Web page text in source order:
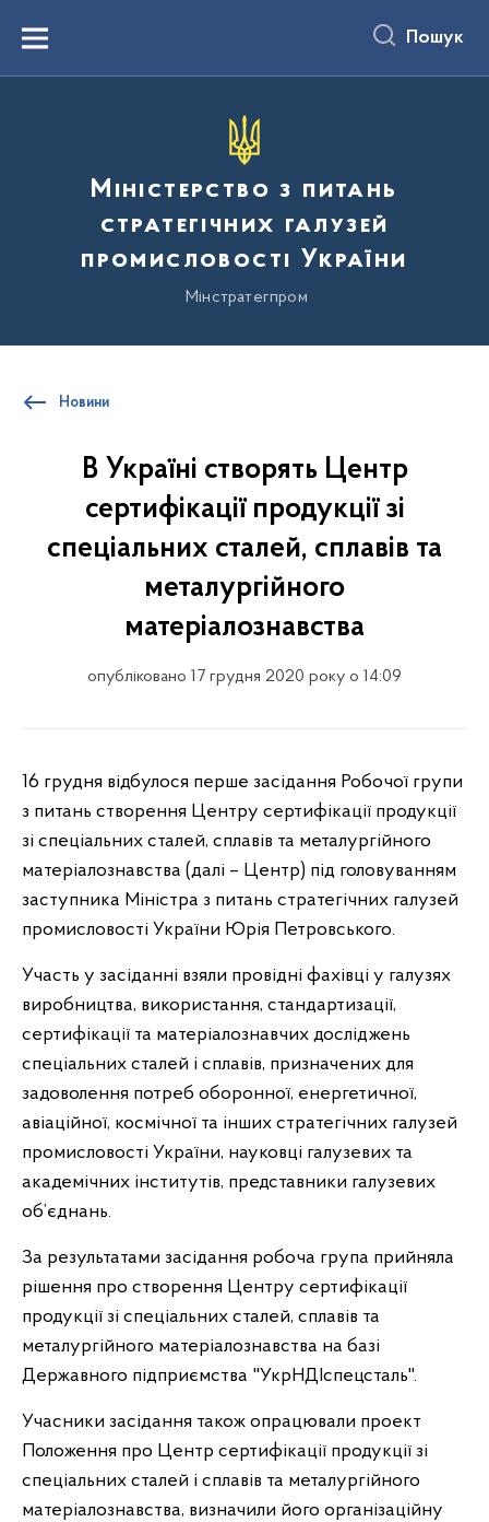
вмістуMenu Пошук
Міністерство з питань
стратегічних галузей
промисловості України
Мінстратегпром
Новини
В Україні створять Центр
сертифікації продукції зі
спеціальних сталей, сплавів та
металургійного
матеріалознавства
опубліковано 17 грудня 2020 року о 14:09
16 грудня відбулося перше засідання Робочої групи
з питань створення Центру сертифікації продукції
зі спеціальних сталей, сплавів та металургійного
матеріалознавства (далі – Центр) під головуванням
заступника Міністра з питань стратегічних галузей
промисловості України Юрія Петровського.
Участь у засіданні взяли провідні фахівці у галузях
виробництва, використання, стандартизації,
сертифікації та матеріалознавчих досліджень
спеціальних сталей і сплавів, призначених для
задоволення потреб оборонної, енергетичної,
авіаційної, космічної та інших стратегічних галузей
промисловості України, науковці галузевих та
академічних інститутів, представники галузевих
об’єднань.
За результатами засідання робоча група прийняла
рішення про створення Центру сертифікації
продукції зі спеціальних сталей, сплавів та
металургійного матеріалознавства на базі
Державного підприємства "УкрНДІспецсталь".
Учасники засідання також опрацювали проект
Положення про Центр сертифікації продукції зі
спеціальних сталей і сплавів та металургійного
матеріалознавства, визначили його організаційну